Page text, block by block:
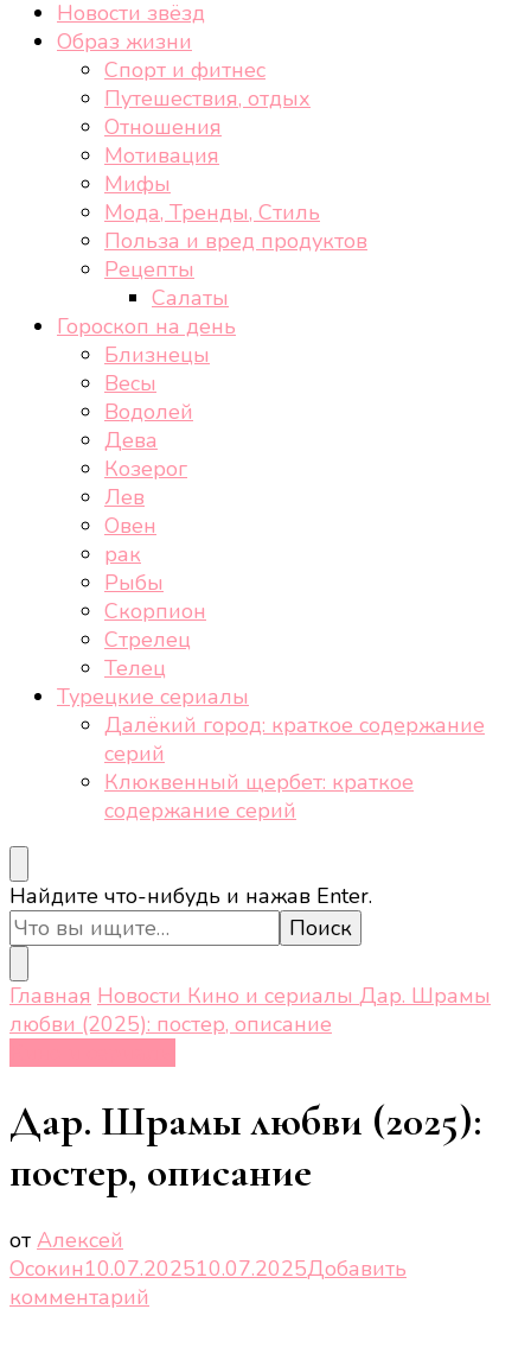
Новости звёзд
Образ жизни
Спорт и фитнес
Путешествия, отдых
Отношения
Мотивация
Мифы
Мода, Тренды, Стиль
Польза и вред продуктов
Рецепты
Салаты
Гороскоп на день
Близнецы
Весы
Водолей
Дева
Козерог
Лев
Овен
рак
Рыбы
Скорпион
Стрелец
Телец
Турецкие сериалы
Далёкий город: краткое содержание
серий
Клюквенный щербет: краткое
содержание серий
Ищите
что-
то?
Найдите что-нибудь и нажав Enter.
Главная Новости Кино и сериалы Дар. Шрамы
любви (2025): постер, описание
Дар. Шрамы любви (2025):
постер, описание
от Алексей
Осокин10.07.202510.07.2025Добавить
комментарий